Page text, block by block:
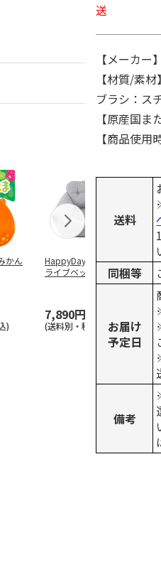
かん
)
HappyDays 2wayド
ライブベッド グレ
7,890円
(送料別・税込)
獣医
をと
イレ
(送料
送
【メーカー
【材質/素
ブラシ：ス
【原産国ま
【商品使
送料
同梱等
お届け
予定日
備考